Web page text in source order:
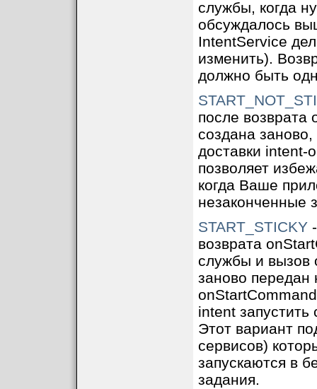
службы, когда
обсуждалось
IntentService
изменить).
должно быть
после возврата
создана
доставки intent-
позволяет
когда Ваше
незаконченные
START_STICKY-
возврата
службы и вызов
заново передан
intent
Этот вариант
сервисов)
запускаются в
задания.